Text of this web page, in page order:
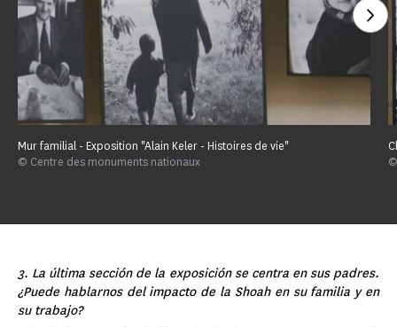
Mur familial - Exposition "Alain Keler - Histoires de vie"
© Centre des monuments nationaux
3. La última sección de la exposición se centra en sus padres.
¿Puede hablarnos del impacto de la Shoah en su familia y en
su trabajo?